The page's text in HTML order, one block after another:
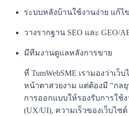
ระบบหลังบ้านใช้งานง่าย แก้ไ
วางรากฐาน SEO และ GEO/
มีทีมงานดูแลหลังการขาย
ที่ TumWebSME เรามองว่าเ
หน้าตาสวยงาม แต่ต้องมี "กลยุ
การออกแบบให้รองรับการใช้
(UX/UI), ความเร็วของเว็บไซ